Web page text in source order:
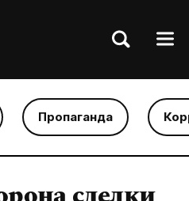
Пропаганда